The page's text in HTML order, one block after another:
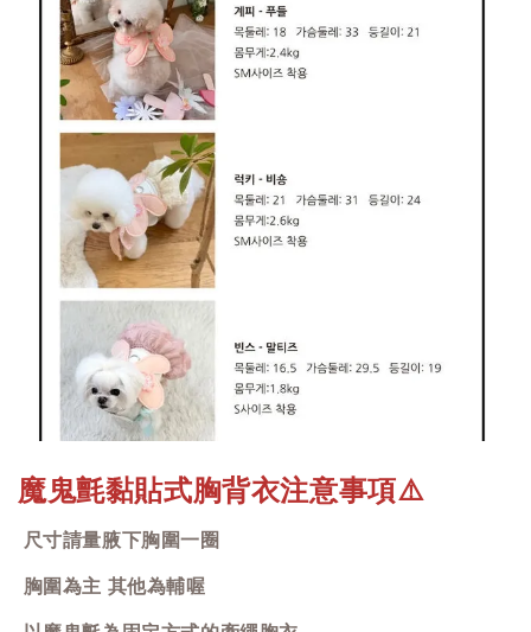
魔鬼氈黏貼式胸背衣注意事項⚠️
尺寸請量腋下胸圍一圈
胸圍為主 其他為輔喔